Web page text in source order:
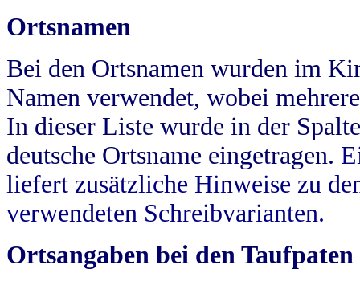
Ortsnamen
Bei den Ortsnamen wurden im
Namen verwendet, wobei
In dieser Liste wurde in der
deutsche Ortsname eingetragen.
liefert zusätzliche Hinweise zu
verwendeten Schreibvarianten.
Ortsangaben bei den Taufpaten